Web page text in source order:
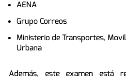
AENA
Grupo Correos
Ministerio de Transportes,
Urbana
Además, este examen está